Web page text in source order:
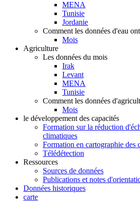
MENA
Tunisie
Jordanie
Comment les données d'eau
Mois
Agriculture
Les données du mois
Irak
Levant
MENA
Tunisie
Comment les données
Mois
le développement des capacités
Formation sur la réduction
climatiques
Formation en cartographie des
Télédétection
Ressources
Sources de données
Publications et notes
Données historiques
carte